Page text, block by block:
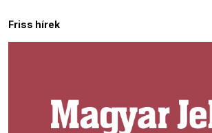
Friss hírek